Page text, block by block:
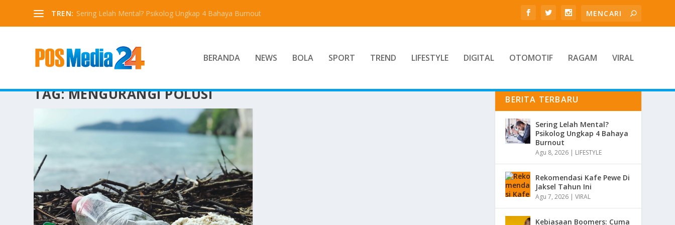
TREN: Sering Lelah Mental? Psikolog Ungkap 4 Bahaya Burnout
BERANDA NEWS BOLA SPORT TREND LIFESTYLE DIGITAL OTOMOTIF RAGAM VIRAL
TAG:MENGURANGI POLUSI BERITA TERBARU
Sering Lelah Mental?
Psikolog Ungkap 4 Bahaya
Burnout
Agu 8, 2026 | LIFESTYLE
Rekomendasi Kafe Pewe Di
Jaksel Tahun Ini
Agu 7, 2026 |VIRAL
Kebiasaan Boomers: Cuma